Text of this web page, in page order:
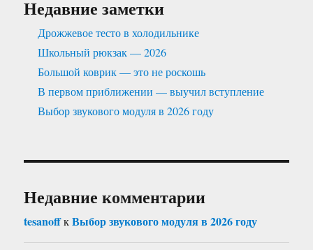
Недавние заметки
Дрожжевое тесто в холодильнике
Школьный рюкзак — 2026
Большой коврик — это не роскошь
В первом приближении — выучил вступление
Выбор звукового модуля в 2026 году
Недавние комментарии
tesanoffкВыбор звукового модуля в 2026 году